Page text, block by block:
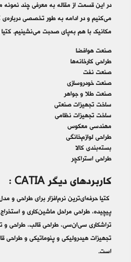
در این قسمت از مقاله به معرفی چند نمونه
می‌کنیم و در ادامه به طور تخصصی درباره‌ی
مکانیک با هم به‌پای صحبت می‌نشینیم. کتیا
صنعت هوافضا
طراحی کارخانه‌ها
صنعت نفت
صنعت خودروسازی
صنعت طلا و جواهر
ساخت تجهیزات صنعتی
ساخت تجهیزات نظامی
مهندسی معکوس
طراحی لوازم‌خانگی
بسته‌بندی کالا
طراحی استراکچر
کاربردهای دیگر CATIA :
کتیا حرفه‌ای‌ترین نرم‌افزار برای طراحی و
پیچیده، طراحی مراحل ماشین‌کاری و
تراشکاری سی‌ان‌سی، طراحی قالب، طراحی و
تجهیزات هیدرولیکی و پنوماتیکی و طراحی
است.